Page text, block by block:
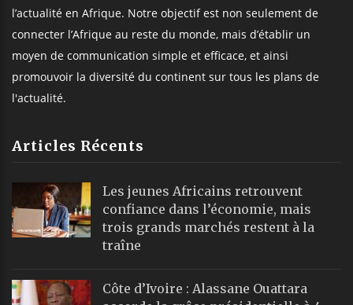
l’actualité en Afrique. Notre objectif est non seulement de
connecter l’Afrique au reste du monde, mais d’établir un
moyen de communication simple et efficace, et ainsi
promouvoir la diversité du continent sur tous les plans de
l'actualité.
Articles Récents
Les jeunes Africains retrouvent
confiance dans l’économie, mais
trois grands marchés restent à la
traîne
Côte d’Ivoire : Alassane Ouattara